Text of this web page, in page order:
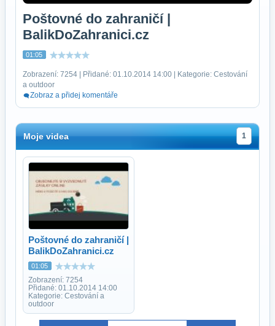
Poštovné do zahraničí |
BalikDoZahranici.cz
01:05
Zobrazení: 7254 | Přidané: 01.10.2014 14:00 | Kategorie: Cestování
a outdoor
Zobraz a přidej komentáře
Moje videa 1
Poštovné do zahraničí |
BalikDoZahranici.cz
01:05
Zobrazení: 7254
Přidané: 01.10.2014 14:00
Kategorie: Cestování a
outdoor